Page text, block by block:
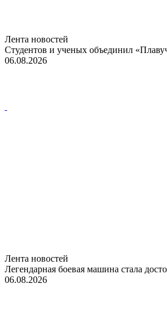
Лента новостей
Студентов и ученых объединил
06.08.2026
Лента новостей
Легендарная боевая машина стала
06.08.2026